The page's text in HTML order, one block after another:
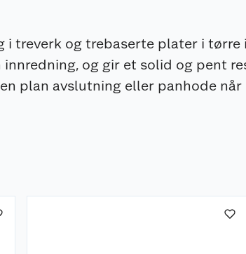
treverk og trebaserte plater i tørre
og gir et solid og pent
plan avslutning eller panhode